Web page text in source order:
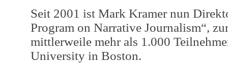
Seit 2001 ist Mark Kramer nun
Program on Narrative Journalism“,
mittlerweile mehr als 1.000
University in Boston.